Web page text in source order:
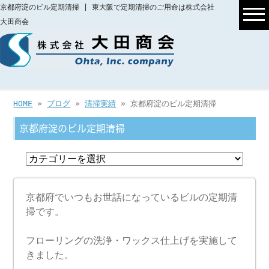
京都府淀のビル定期清掃 | 東大阪で定期清掃のご用命は株式会社
大田商会
HOME » ブログ »清掃実績 » 京都府淀のビル定期清掃
京都府淀のビル定期清掃
京都府でいつもお世話になっているビルの定期清
掃です。
フローリングの洗浄・ワックス仕上げを実施して
きました。